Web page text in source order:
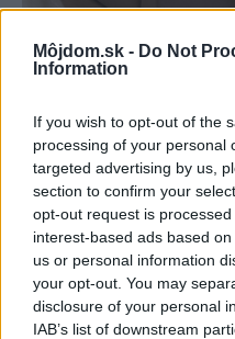
Môjdom.sk - Do Not
Information
If you wish to opt-out of the
processing of your personal
targeted advertising by us,
section to confirm your
opt-out request is
interest-based ads based
us or personal information
your opt-out. You may
disclosure of your personal
IAB’s list of downstream
Kedysi boli veľkým
obývačku